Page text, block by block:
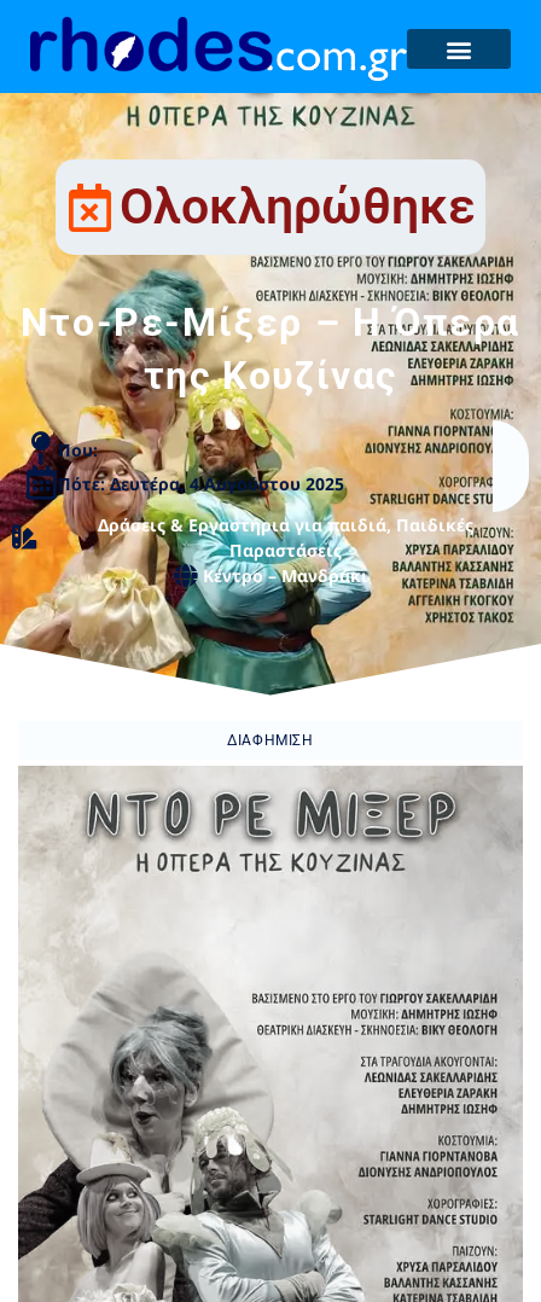
Ολοκληρώθηκε
Ντο-Ρε-Μίξερ – Η Όπερα
της Κουζίνας
Που:
Πότε: Δευτέρα, 4 Αυγούστου 2025
Δράσεις & Εργαστήρια για παιδιά, Παιδικές
Παραστάσεις
Κέντρο – Μανδράκι
ΔΙΑΦΉΜΙΣΗ